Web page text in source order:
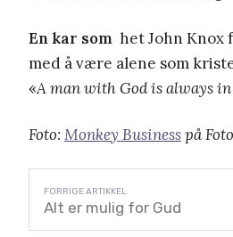
En kar som het John
med å være alene som
«A man with God is always
Foto: Monkey Businesspå
Alt er mulig for Gud